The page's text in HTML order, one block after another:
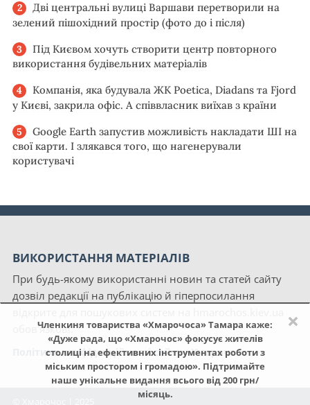
×
Членкиня товариства «Хмарочоса» Тамара каже:
«Дуже рада, що «Хмарочос» фокусує жителів
столиці на ефективних інструментах роботи з
міським простором і громадою». Підтримайте
наше унікальне видання всього від 200 грн/
місяць.
Дві центральні вулиці Варшави перетворили на
зелений пішохідний простір (фото до і після)
Під Києвом хочуть створити центр повторного
використання будівельних матеріалів
Компанія, яка будувала ЖК Poetica, Diadans та Fjord
у Києві, закрила офіс. А співвласник виїхав з країни
Google Earth запустив можливість накладати ШІ на
свої карти. І злякався того, що нагенерували
користувачі
ВИКОРИСТАННЯ МАТЕРІАЛІВ
При будь-якому використанні новин та статей сайту
дозвіл редакції на публікацію й гіперпосилання
обов'язкові.
Політика конфіденційності сайту «Хмарочос»